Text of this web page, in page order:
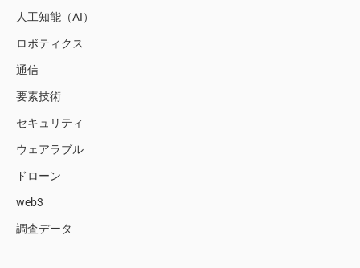
人工知能（AI）
ロボティクス
通信
要素技術
セキュリティ
ウェアラブル
ドローン
web3
調査データ